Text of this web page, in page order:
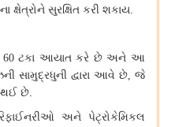
ક્ષેત્રોને સુરક્ષિત કરી શકાય.
60ટકા આયાત કરે છે અને આ
સામુદ્રધુની દ્વારા આવે છે, જે
થઈ છે.
અને
પેટ્રોકેમિકલ